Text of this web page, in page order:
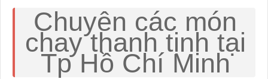
Chuyên các món
chay thanh tịnh tại
Tp Hồ Chí Minh